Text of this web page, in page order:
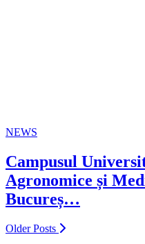
NEWS
Campusul
Agronomice și
Bucureș…
Older Posts